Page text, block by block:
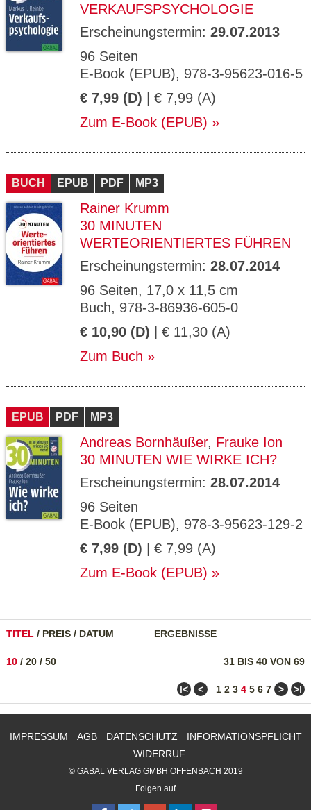
VERKAUFSPSYCHOLOGIE
Erscheinungstermin: 29.07.2013
96 Seiten
E-Book (EPUB), 978-3-95623-016-5
€ 7,99 (D) | € 7,99 (A)
Zum E-Book (EPUB)
BUCH EPUB PDF MP3
Rainer Krumm
30 MINUTEN
WERTEORIENTIERTES FÜHREN
Erscheinungstermin: 28.07.2014
96 Seiten, 17,0 x 11,5 cm
Buch, 978-3-86936-605-0
€ 10,90 (D) | € 11,30 (A)
Zum Buch
EPUB PDF MP3
Andreas Bornhäußer, Frauke Ion
30 MINUTEN WIE WIRKE ICH?
Erscheinungstermin: 28.07.2014
96 Seiten
E-Book (EPUB), 978-3-95623-129-2
€ 7,99 (D) | € 7,99 (A)
Zum E-Book (EPUB)
TITEL / PREIS / DATUM ERGEBNISSE
31 BIS 40 VON 69
10 / 20 / 50
ǀ< < 1 2 3 4 5 6 7 > >ǀ
IMPRESSUM AGB DATENSCHUTZ
INFORMATIONSPFLICHT
WIDERRUF
© GABAL VERLAG GMBH OFFENBACH 2019
Folgen auf